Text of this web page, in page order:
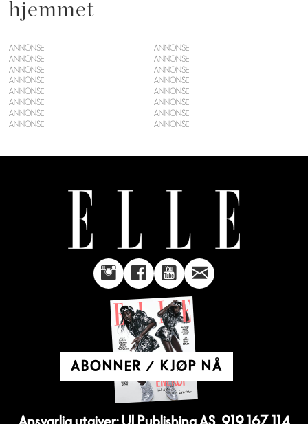
hjemmet
ANNONSE
ANNONSE
ANNONSE
ANNONSE
ANNONSE
ANNONSE
ANNONSE
ANNONSE
ABONNER / KJØP NÅ